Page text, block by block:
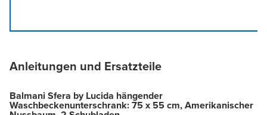
Anleitungen und Ersatzteile
Balmani Sfera by Lucida hängender
Waschbeckenunterschrank: 75 x 55 cm, Amerikanischer